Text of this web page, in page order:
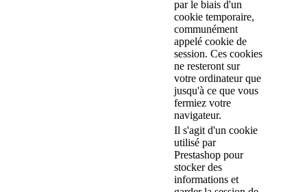
par le biais d'un
cookie temporaire,
communément
appelé cookie de
session. Ces cookies
ne resteront sur
votre ordinateur que
jusqu'à ce que vous
fermiez votre
navigateur.
Il s'agit d'un cookie
utilisé par
Prestashop pour
stocker des
informations et